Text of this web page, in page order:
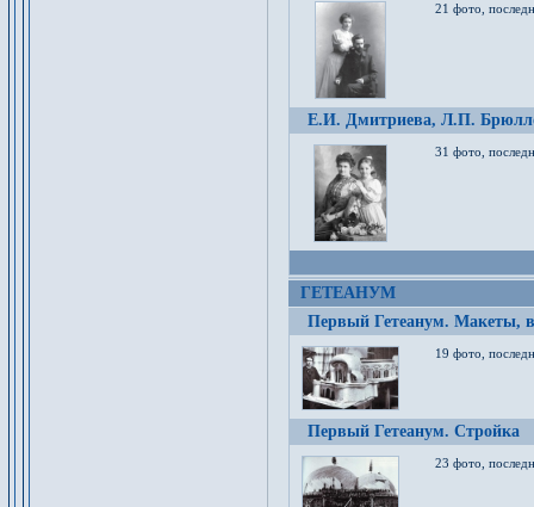
21 фото,
Е.И. Дмитриева, Л.П.
31 фото,
ГЕТЕАНУМ
Первый Гетеанум. Макеты,
19 фото,
Первый Гетеанум. Стройка
23 фото,